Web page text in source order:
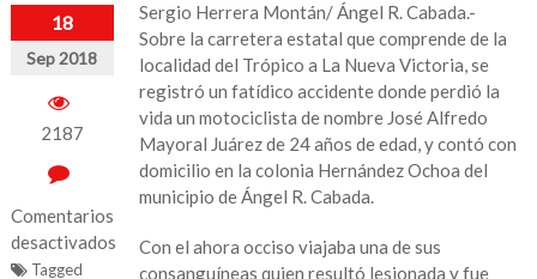
18
Sep 2018
2187
Comentarios
desactivados
Sergio Herrera Montán/ Ángel R. Cabada.-
Sobre la carretera estatal que comprende de la
localidad del Trópico a La Nueva Victoria, se
registró un fatídico accidente donde perdió la
vida un motociclista de nombre José Alfredo
Mayoral Juárez de 24 años de edad, y contó con
domicilio en la colonia Hernández Ochoa del
municipio de Ángel R. Cabada.
Con el ahora occiso viajaba una de sus
consanguíneas quien resultó lesionada y fue
Tagged